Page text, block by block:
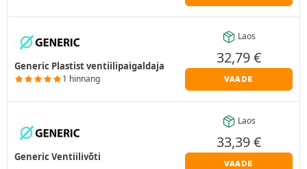
Generic Plastist ventiilipaigaldaja
1 hinnang
Laos
32,79€
VAADE
Generic Ventiilivõti
Laos
33,39€
VAADE